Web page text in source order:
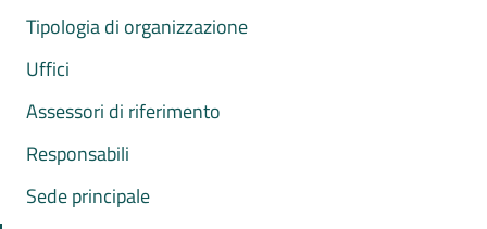
Tipologia di organizzazione
Uffici
Assessori di riferimento
Responsabili
Sede principale